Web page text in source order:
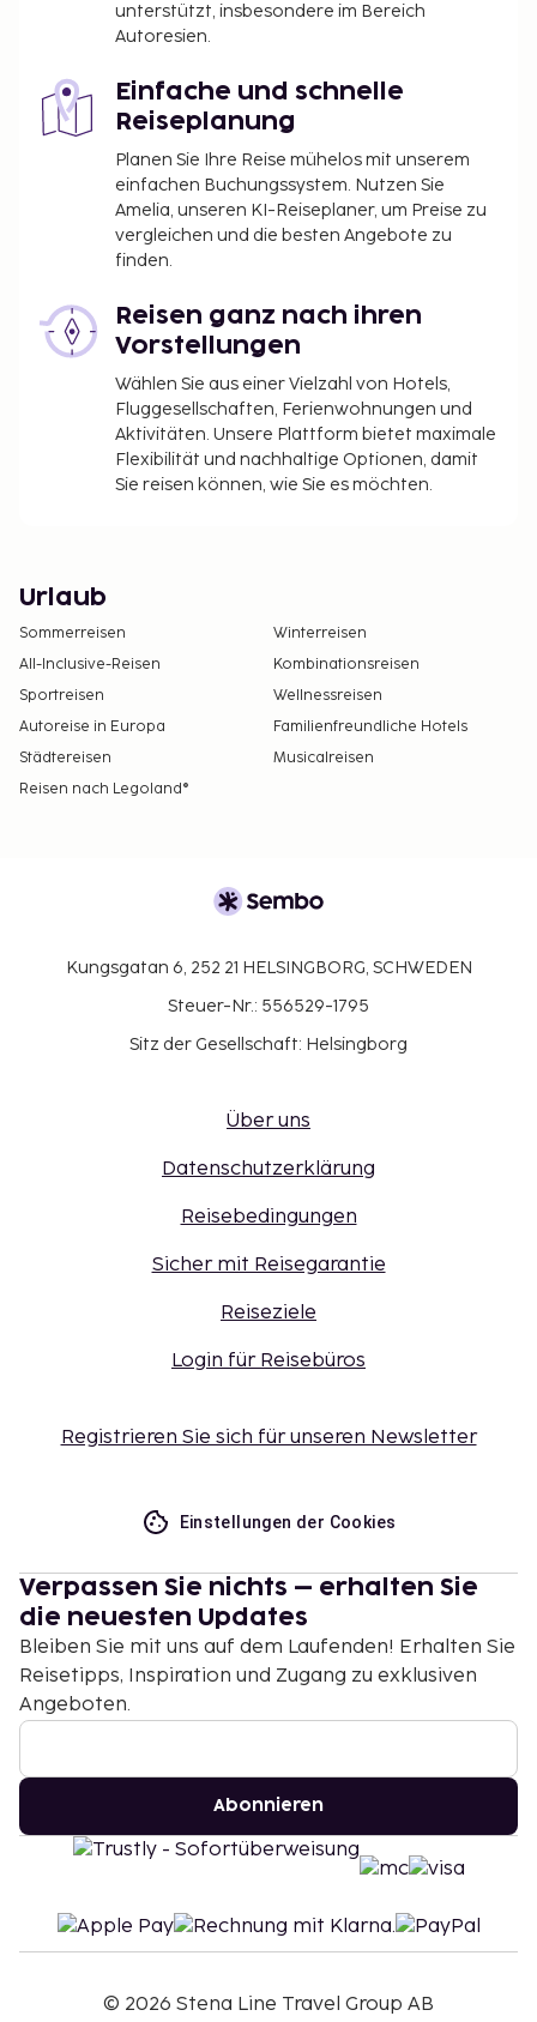
unterstützt, insbesondere im Bereich
Autoresien.
Einfache und schnelle
Reiseplanung
Planen Sie Ihre Reise mühelos mit unserem
einfachen Buchungssystem. Nutzen Sie
Amelia, unseren KI-Reiseplaner, um Preise zu
vergleichen und die besten Angebote zu
finden.
Reisen ganz nach ihren
Vorstellungen
Wählen Sie aus einer Vielzahl von Hotels,
Fluggesellschaften, Ferienwohnungen und
Aktivitäten. Unsere Plattform bietet maximale
Flexibilität und nachhaltige Optionen, damit
Sie reisen können, wie Sie es möchten.
Urlaub
Sommerreisen
Winterreisen
All-Inclusive-Reisen
Kombinationsreisen
Sportreisen
Wellnessreisen
Autoreise in Europa
Familienfreundliche Hotels
Städtereisen
Musicalreisen
Reisen nach Legoland®
Kungsgatan 6, 252 21 HELSINGBORG, SCHWEDEN
Steuer-Nr.: 556529-1795
Sitz der Gesellschaft: Helsingborg
Über uns
Datenschutzerklärung
Reisebedingungen
Sicher mit Reisegarantie
Reiseziele
Login für Reisebüros
Registrieren Sie sich für unseren Newsletter
Einstellungen der Cookies
Verpassen Sie nichts – erhalten Sie
die neuesten Updates
Bleiben Sie mit uns auf dem Laufenden! Erhalten Sie
Reisetipps, Inspiration und Zugang zu exklusiven
Angeboten.
Abonnieren
© 2026 Stena Line Travel Group AB